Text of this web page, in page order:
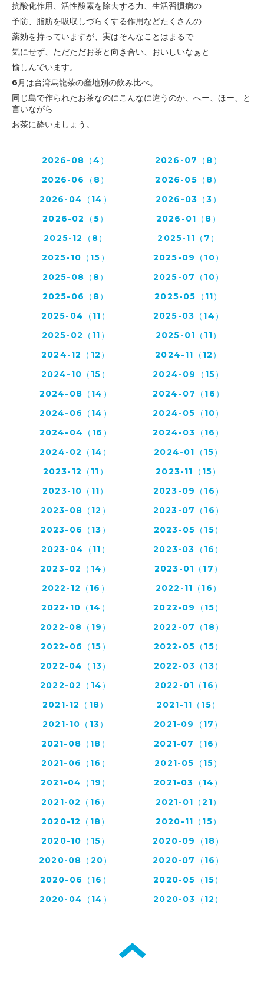
抗酸化作用、活性酸素を除去する力、生活習慣病の
予防、脂肪を吸収しづらくする作用などたくさんの
薬効を持っていますが、 実はそんなことはまるで
気にせず、 ただただお茶と向き合い、 おいしいなぁと
愉しんでいます。
6月は台湾烏龍茶の産地別の飲み比べ。
同じ島で作られたお茶なのにこんなに違うのか、へー、ほー、と
言いながら
お茶に酔いましょう。
2026-08（4）
2026-07（8）
2026-06（8）
2026-05（8）
2026-04（14）
2026-03（3）
2026-02（5）
2026-01（8）
2025-12（8）
2025-11（7）
2025-10（15）
2025-09（10）
2025-08（8）
2025-07（10）
2025-06（8）
2025-05（11）
2025-04（11）
2025-03（14）
2025-02（11）
2025-01（11）
2024-12（12）
2024-11（12）
2024-10（15）
2024-09（15）
2024-08（14）
2024-07（16）
2024-06（14）
2024-05（10）
2024-04（16）
2024-03（16）
2024-02（14）
2024-01（15）
2023-12（11）
2023-11（15）
2023-10（11）
2023-09（16）
2023-08（12）
2023-07（16）
2023-06（13）
2023-05（15）
2023-04（11）
2023-03（16）
2023-02（14）
2023-01（17）
2022-12（16）
2022-11（16）
2022-10（14）
2022-09（15）
2022-08（19）
2022-07（18）
2022-06（15）
2022-05（15）
2022-04（13）
2022-03（13）
2022-02（14）
2022-01（16）
2021-12（18）
2021-11（15）
2021-10（13）
2021-09（17）
2021-08（18）
2021-07（16）
2021-06（16）
2021-05（15）
2021-04（19）
2021-03（14）
2021-02（16）
2021-01（21）
2020-12（18）
2020-11（15）
2020-10（15）
2020-09（18）
2020-08（20）
2020-07（16）
2020-06（16）
2020-05（15）
2020-04（14）
2020-03（12）